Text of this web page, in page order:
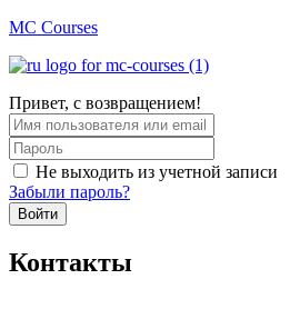
MC Courses
Привет, с возвращением!
Не выходить из учетной записи
Забыли пароль?
Войти
Контакты